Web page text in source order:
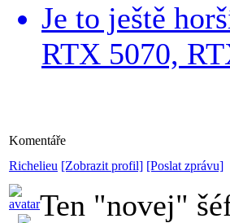
Je to ještě
RTX 5070,
Komentáře
Richelieu [Zobrazit profil] [Poslat zprávu]
Ten "novej"